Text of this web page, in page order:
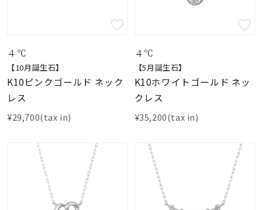
４℃
【10月誕生石】
K10ピンクゴールド ネック
レス
¥29,700(tax in)
４℃
【5月誕生石】
K10ホワイトゴールド ネッ
クレス
¥35,200(tax in)